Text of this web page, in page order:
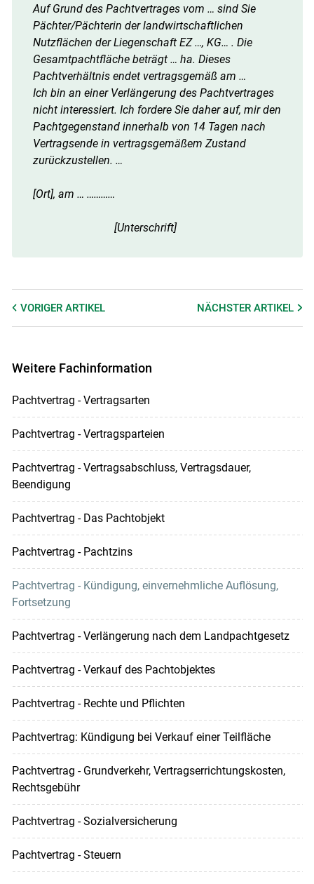
Auf Grund des Pachtvertrages vom … sind Sie
Pächter/Pächterin der landwirtschaftlichen
Nutzflächen der Liegenschaft EZ …, KG… . Die
Gesamtpachtfläche beträgt … ha. Dieses
Pachtverhältnis endet vertragsgemäß am …
Ich bin an einer Verlängerung des Pachtvertrages
nicht interessiert. Ich fordere Sie daher auf, mir den
Pachtgegenstand innerhalb von 14 Tagen nach
Vertragsende in vertragsgemäßem Zustand
zurückzustellen. …
[Ort], am … …………
[Unterschrift]
VORIGER ARTIKEL NÄCHSTERARTIKEL
Weitere Fachinformation
Pachtvertrag - Vertragsarten
Pachtvertrag - Vertragsparteien
Pachtvertrag - Vertragsabschluss, Vertragsdauer,
Beendigung
Pachtvertrag - Das Pachtobjekt
Pachtvertrag - Pachtzins
Pachtvertrag - Kündigung, einvernehmliche Auflösung,
Fortsetzung
Pachtvertrag - Verlängerung nach dem Landpachtgesetz
Pachtvertrag - Verkauf des Pachtobjektes
Pachtvertrag - Rechte und Pflichten
Pachtvertrag: Kündigung bei Verkauf einer Teilfläche
Pachtvertrag - Grundverkehr, Vertragserrichtungskosten,
Rechtsgebühr
Pachtvertrag - Sozialversicherung
Pachtvertrag - Steuern